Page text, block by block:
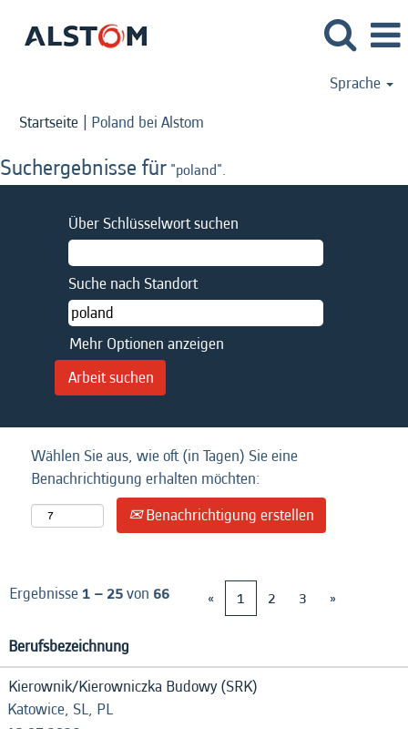
Sprache
Startseite | Poland bei Alstom
Suchergebnisse für "poland".
Über Schlüsselwort suchen
Suche nach Standort
Mehr Optionen anzeigen
Wählen Sie aus, wie oft (in Tagen) Sie eine
Benachrichtigung erhalten möchten:
Benachrichtigung erstellen
Ergebnisse1 – 25von 66 « 1 2 3 »
Berufsbezeichnung
Kierownik/Kierowniczka Budowy (SRK)
Katowice, SL, PL